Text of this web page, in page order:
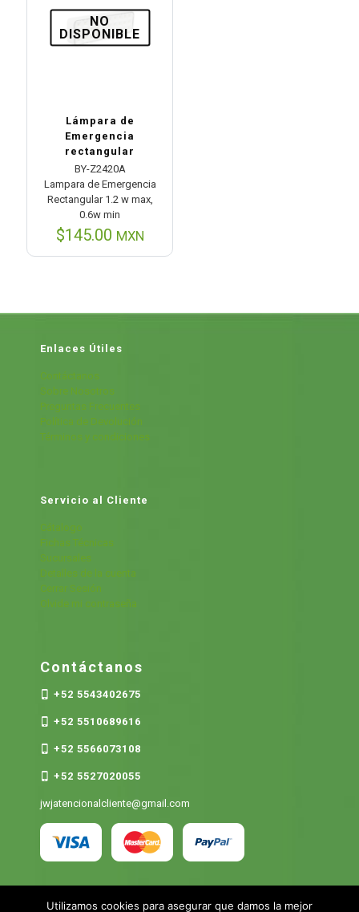
NO
DISPONIBLE
Lámpara de
Emergencia
rectangular
BY-Z2420A
Lampara de Emergencia
Rectangular 1.2 w max,
0.6w min
$145.00 MXN
Enlaces Útiles
Contáctanos
Sobre Nosotros
Preguntas Frecuentes
Política de Devolución
Términos y condiciones
Servicio al Cliente
Cátalogo
Fichas Técnicas
Sucursales
Detalles de la cuenta
Cerrar Sesión
Olvide mi contraseña
Contáctanos
+52 5543402675
+52 5510689616
+52 5566073108
+52 5527020055
jwjatencionalcliente@gmail.com
Utilizamos cookies para asegurar que damos la mejor